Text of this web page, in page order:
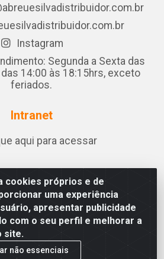
cookies próprios e de
uma experiência
apresentar publicidade
com o seu perfil e melhorar a
site.
não essenciais
Instagram
Segunda a Sexta das
14:00 às 18:15hrs, exceto
feriados.
Intranet
aqui para acessar
Jose de Souza Leite, 265 - Ariado,
AL - CEP 57.442-000 - CNPJ
0001-06